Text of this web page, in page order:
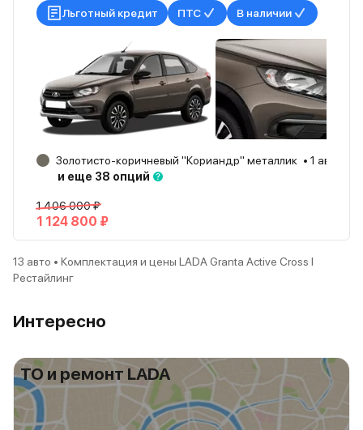
Льготный кредит ПТС В наличии
Золотисто-коричневый "Кориандр" металлик 1 авто
и еще 38 опций
1 406 000 ₽
1 124 800 ₽
13 авто • Комплектация и цены LADA Granta Active Cross I
Рестайлинг
Интересно
ТО и ремонт LADA